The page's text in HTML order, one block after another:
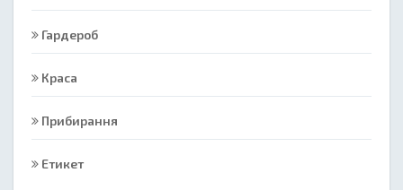
Гардероб
Краса
Прибирання
Етикет